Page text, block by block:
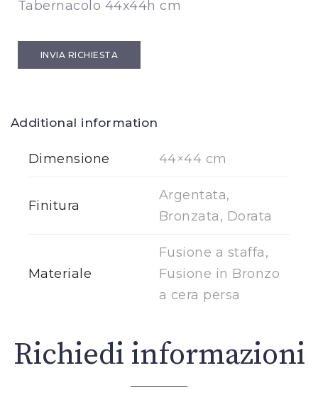
Tabernacolo 44x44h cm
INVIA RICHIESTA
Additional information
Dimensione 44×44 cm
Finitura
Argentata,
Bronzata, Dorata
Materiale
Fusione a staffa,
Fusione in Bronzo
a cera persa
Richiedi informazioni